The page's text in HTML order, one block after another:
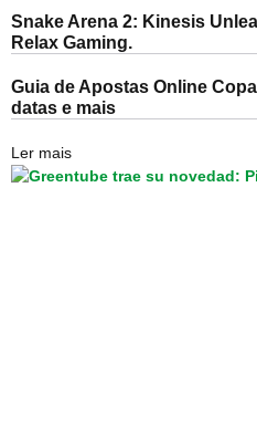
Snake Arena 2: Kinesis
Relax Gaming.
Guia de Apostas Online
datas e mais
Ler mais